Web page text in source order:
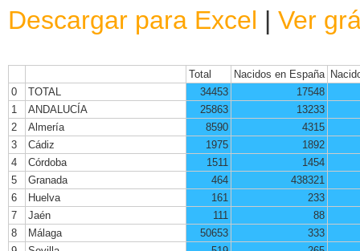
Descargar para Excel | Ver
Total Nacidos en España
0
TOTAL 34453
17548
1
ANDALUCÍA 25863
13233
2
Almería 8590
4315
3
Cádiz 1975
1892
4
Córdoba 1511
1454
5
Granada 464
438321
6
Huelva 161
233
7
Jaén 111
88
8
Málaga 50653
333